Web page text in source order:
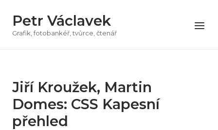
obsah
Petr Václavek
Grafik, fotobankéř, tvůrce, čtenář
Menu
Jiří Kroužek, Martin
Domes: CSS Kapesní
přehled